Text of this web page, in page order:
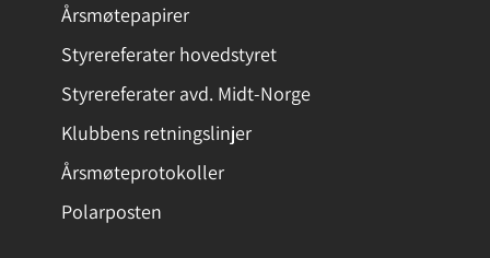
Årsmøtepapirer
Styrereferater hovedstyret
Styrereferater avd. Midt-Norge
Klubbens retningslinjer
Årsmøteprotokoller
Polarposten